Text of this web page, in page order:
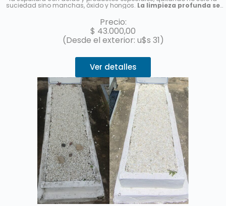
suciedad sino manchas, óxido y hongos. La limpieza profunda se
una foto una vez finalizado el servicio.
Precio:
$ 43.000,00
(Desde el exterior: u$s 31)
Ver detalles